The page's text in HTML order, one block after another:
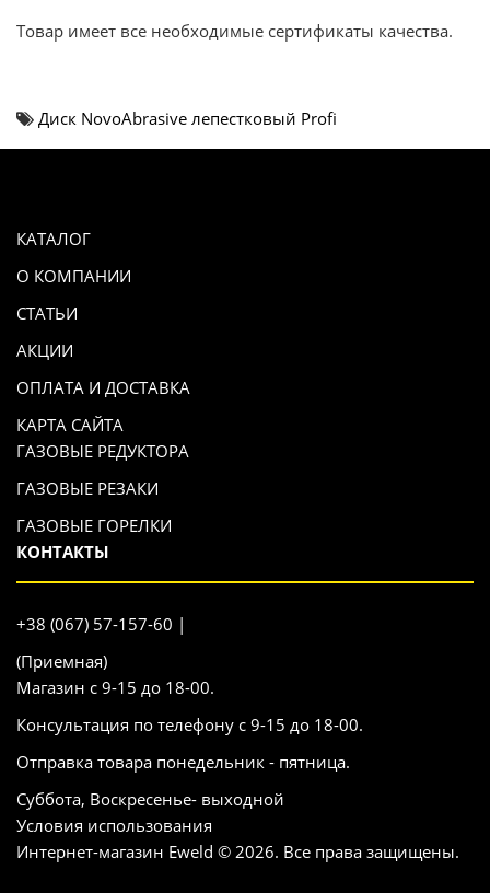
Товар имеет все необходимые сертификаты качества.
Диск NovoAbrasive лепестковый Profi
КАТАЛОГ
О КОМПАНИИ
СТАТЬИ
АКЦИИ
ОПЛАТА И ДОСТАВКА
КАРТА САЙТА
ГАЗОВЫЕ РЕДУКТОРА
ГАЗОВЫЕ РЕЗАКИ
ГАЗОВЫЕ ГОРЕЛКИ
КОНТАКТЫ
+38 (067) 57-157-60 |
(Приемная)
Магазин с 9-15 до 18-00.
Консультация по телефону с 9-15 до 18-00.
Отправка товара понедельник - пятница.
Суббота, Воскресенье- выходной
Условия использования
Интернет-магазин Eweld © 2026. Все права защищены.